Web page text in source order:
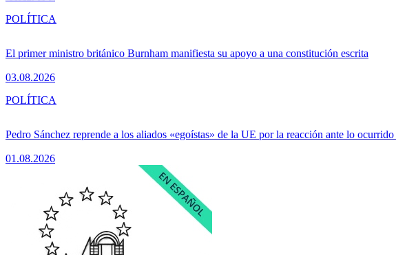
El primer ministro británico Burnham manifiesta su apoyo a una constitución escrita
03.08.2026
POLÍTICA
Pedro Sánchez reprende a los aliados «egoístas» de la UE por la reacción ante lo ocurrido
01.08.2026
POLÍTICA